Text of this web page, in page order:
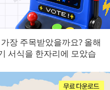
장 주목받았을까요? 올해
서식을 한자리에 모았습